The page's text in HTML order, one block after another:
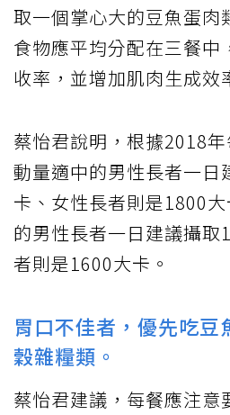
取一個掌心大的豆魚蛋肉
食物應平均分配在三餐中
收率，並增加肌肉生成效
蔡怡君說明，根據2018
動量適中的男性長者一日
卡、女性長者則是1800
的男性長者一日建議攝取
者則是1600大卡。
胃口不佳者，優先吃豆
穀雜糧類。
蔡怡君建議，每餐應注意